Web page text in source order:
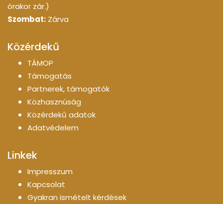
órakor zár.)
Szombat: Zárva
Közérdekű
TÁMOP
Támogatás
Partnerek, támogatók
Közhasznúság
Közérdekű adatok
Adatvédelem
Linkek
Impresszum
Kapcsolat
Gyakran ismételt kérdések